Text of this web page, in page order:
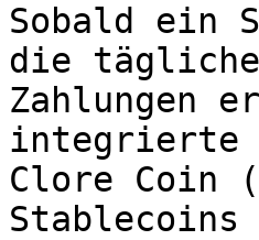
Sobald ein
die
Zahlungen
integrierte
Clore Coin
Stablecoins